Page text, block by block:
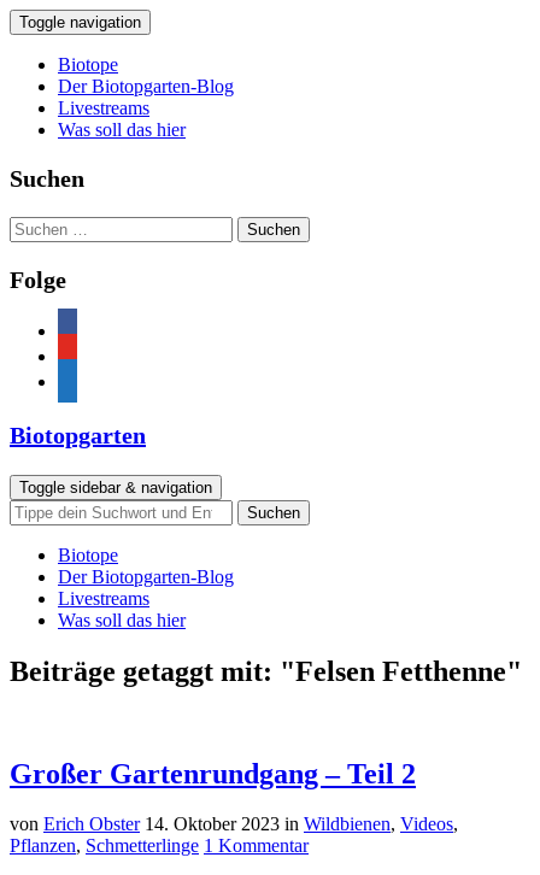
Toggle navigation
Biotope
Der Biotopgarten-Blog
Livestreams
Was soll das hier
Suchen
Suchen
nach:
Folge
Biotopgarten
Toggle sidebar & navigation
Biotope
Der Biotopgarten-Blog
Livestreams
Was soll das hier
Beiträge getaggt mit: "Felsen Fetthenne"
Großer Gartenrundgang – Teil 2
von Erich Obster 14. Oktober 2023 in Wildbienen, Videos,
Pflanzen, Schmetterlinge 1 Kommentar